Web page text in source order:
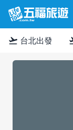
flight_takeoff 台北出發